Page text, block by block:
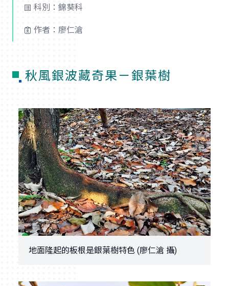
科別：錦葵科
作者：廖仁滄
秋風銀波藏奇果－銀葉樹
地面隆起的板根是銀葉樹特色 (廖仁滄 攝)